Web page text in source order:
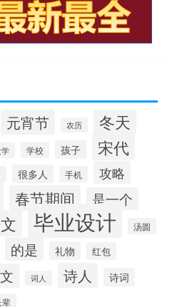
元宵节 农历 冬天
学校 孩子 宋代
很多人 手机 攻略
春节期间 是一个
毕业设计 汤圆
的是 礼物 红包
词人 诗人 诗词
辈